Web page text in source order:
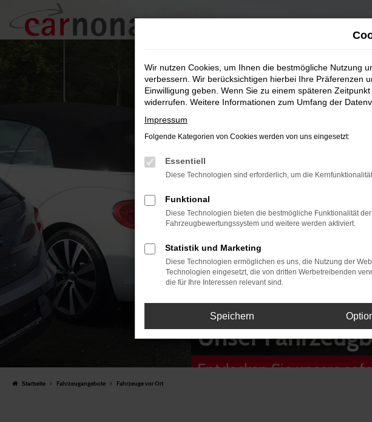
Zum
Hauptinhalt
springen
Unser
Entdecken Sie unsere
Startseite Fahrzeugangebote Fahrzeuge vor Ort
Wir nutzen Cookies, um Ihnen die bestmögliche Nutzung
verbessern. Wir berücksichtigen hierbei Ihre Präferenzen
Einwilligung geben. Wenn Sie zu einem späteren
widerrufen. Weitere Informationen zum Umfang der
Impressum
Folgende Kategorien von Cookies werden von uns eingesetzt:
Essentiell
Diese Technologien sind erforderlich, um die
Funktional
Diese Technologien bieten die bestmögliche Funktionalität
Fahrzeugbewertungssystem und weitere werden aktiviert.
Statistik und Marketing
Diese Technologien ermöglichen es uns, die Nutzung der
Technologien eingesetzt, die von dritten Werbetreibenden
die für Ihre Interessen relevant sind.
Speichern